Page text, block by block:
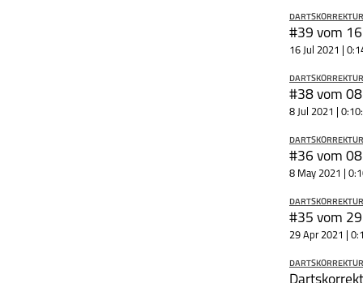
Podcast-Serie ist
Produkt von
Äußerungen der
und Moderatoren
Auffassungen wieder.
meinsportpodcast.de
Äußerungen von
in Interviews und
zu eigen.
#39 vom
16 Jul 2021 |
#38 vom
8 Jul 2021 |
#36 vom
8 May 2021 |
#35 vom
29 Apr 2021 |